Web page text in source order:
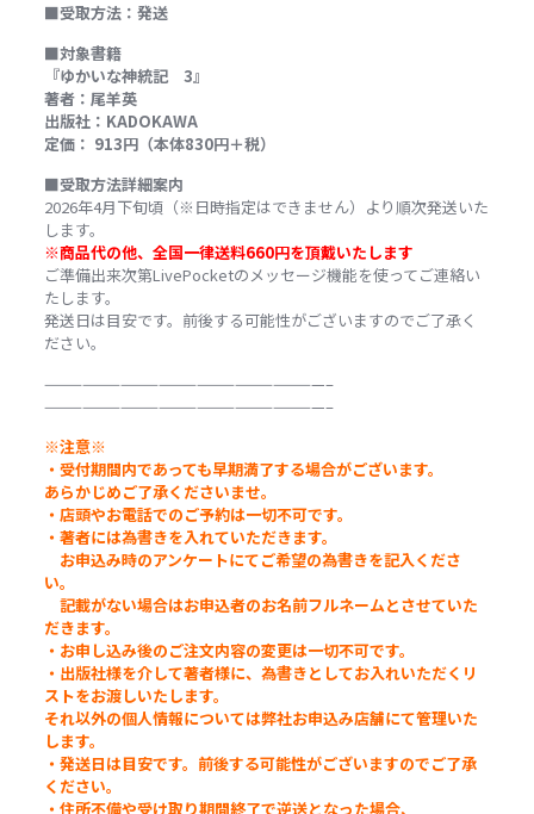
■受取方法：発送
■対象書籍
『ゆかいな神統記 3』
著者：尾羊英
出版社：KADOKAWA
定価： 913円（本体830円＋税）
■受取方法詳細案内
2026年4月下旬頃（※ 日時指定はできません）より順次発送いた
します。
※商品代の他、全国一律送料660円を頂戴いたします
ご準備出来次第LivePocketのメッセージ機能を使ってご連絡い
たします。
発送日は目安です。前後する可能性がございますのでご了承く
ださい。
——————————————————————–
——————————————————————–
※注意※
・受付期間内であっても早期満了する場合がございます。
あらかじめご了承くださいませ。
・店頭やお電話でのご予約は一切不可です。
・著者には為書きを入れていただきます。
お申込み時のアンケートにてご希望の為書きを記入くださ
い。
記載がない場合はお申込者のお名前フルネームとさせていた
だきます。
・お申し込み後のご注文内容の変更は一切不可です。
・出版社様を介して著者様に、為書きとしてお入れいただくリ
ストをお渡しいたします。
それ以外の個人情報については弊社お申込み店舗にて管理いた
します。
・発送日は目安です。前後する可能性がございますのでご了承
ください。
・住所不備や受け取り期間終了で逆送となった場合、